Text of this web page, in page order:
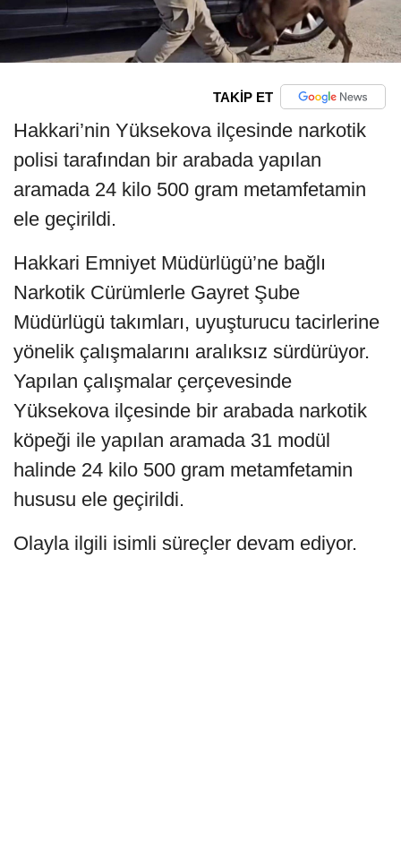
TAKİP ET
Hakkari’nin Yüksekova ilçesinde narkotik
polisi tarafından bir arabada yapılan
aramada 24 kilo 500 gram metamfetamin
ele geçirildi.
Hakkari Emniyet Müdürlügü’ne bağlı
Narkotik Cürümlerle Gayret Şube
Müdürlügü takımları, uyuşturucu tacirlerine
yönelik çalışmalarını aralıksız sürdürüyor.
Yapılan çalışmalar çerçevesinde
Yüksekova ilçesinde bir arabada narkotik
köpeği ile yapılan aramada 31 modül
halinde 24 kilo 500 gram metamfetamin
hususu ele geçirildi.
Olayla ilgili isimli süreçler devam ediyor.